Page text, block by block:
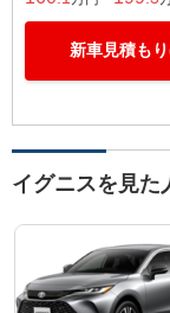
新車見積も
イグニスを見た